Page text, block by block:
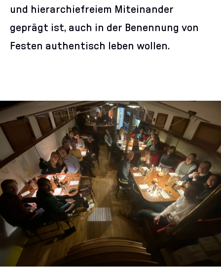
und hierarchiefreiem Miteinander
geprägt ist, auch in der Benennung von
Festen authentisch leben wollen.